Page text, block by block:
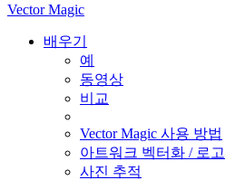
Vector Magic
배우기
예
동영상
비교
Vector Magic 사용 방법
아트워크 벡터화 / 로고
사진 추적